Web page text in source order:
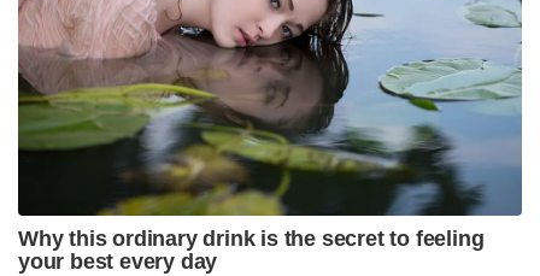
Why this ordinary drink is the secret to feeling
your best every day